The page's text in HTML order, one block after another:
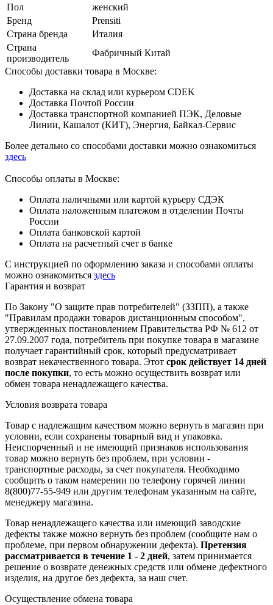
Пол
женский
Бренд
Prensiti
Страна бренда
Италия
Страна
производитель
Фабричный Китай
Способы доставки товара в Москве:
Доставка на склад или курьером CDEK
Доставка Почтой России
Доставка транспортной компанией ПЭК, Деловые
Линии, Кашалот (КИТ), Энергия, Байкал-Сервис
Более детально со способами доставки можно ознакомиться
здесь
Способы оплаты в Москве:
Оплата наличными или картой курьеру СДЭК
Оплата наложенным платежом в отделении Почты
России
Оплата банковской картой
Оплата на расчетный счет в банке
С инструкцией по оформлению заказа и способами оплаты
можно ознакомиться здесь
Гарантия и возврат
По Закону "О защите прав потребителей" (ЗЗПП), а также
"Правилам продажи товаров дистанционным способом",
утвержденных постановлением Правительства РФ № 612 от
27.09.2007 года, потребитель при покупке товара в магазине
получает гарантийный срок, который предусматривает
возврат некачественного товара. Этот срок действует 14 дней
после покупки, то есть можно осуществить возврат или
обмен товара ненадлежащего качества.
Условия возврата товара
Товар с надлежащим качеством можно вернуть в магазин при
условии, если сохранены товарный вид и упаковка.
Неиспорченный и не имеющий признаков использования
товар можно вернуть без проблем, при условии -
транспортные расходы, за счет покупателя. Необходимо
сообщить о таком намерении по телефону горячей линии
8(800)77-55-949 или другим телефонам указанным на сайте,
менеджеру магазина.
Товар ненадлежащего качества или имеющий заводские
дефекты также можно вернуть без проблем (сообщите нам о
проблеме, при первом обнаружении дефекта). Претензия
рассматривается в течение 1 - 2 дней, затем принимается
решение о возврате денежных средств или обмене дефектного
изделия, на другое без дефекта, за наш счет.
Осуществление обмена товара